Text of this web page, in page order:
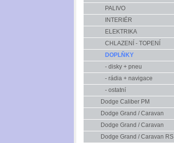
PALIVO
INTERIÉR
ELEKTRIKA
CHLAZENÍ - TOPENÍ
DOPLŇKY
- disky + pneu
- rádia + navigace
- ostatní
Dodge Caliber PM
Dodge Grand / Caravan
Dodge Grand / Caravan
Dodge Grand / Caravan RS